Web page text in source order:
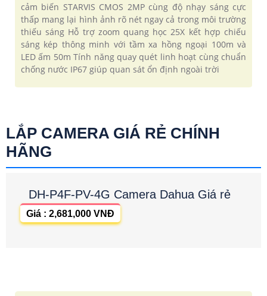
cảm biến STARVIS CMOS 2MP cùng độ nhạy sáng cực
thấp mang lại hình ảnh rõ nét ngay cả trong môi trường
thiếu sáng Hỗ trợ zoom quang học 25X kết hợp chiếu
sáng kép thông minh với tầm xa hồng ngoại 100m và
LED ấm 50m Tính năng quay quét linh hoạt cùng chuẩn
chống nước IP67 giúp quan sát ổn định ngoài trời
LẮP CAMERA GIÁ RẺ CHÍNH
HÃNG
DH-P4F-PV-4G Camera Dahua Giá rẻ
Giá : 2,681,000 VNĐ